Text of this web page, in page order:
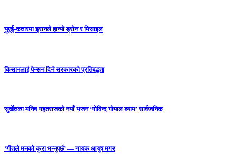
युएई-कतारमा इरानले हान्यो ड्रोन र मिसाइल
किसानलाई पेन्सन दिने सरकारको प्रतिबद्धता
सुर्खेतका मनिष गहतराजको नयाँ भजन ‘गोविन्द गोपाल श्याम’ सार्वजनिक
‘गीतले मनको कुरा भन्नुपर्छ’ — गायक आयुष मगर